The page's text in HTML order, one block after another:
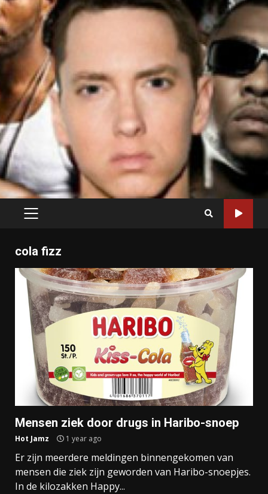
PRIMARY
cola fizz
Mensen ziek door drugs in Haribo-snoep
Hot Jamz 1 year ago
Er zijn meerdere meldingen binnengekomen van
mensen die ziek zijn geworden van Haribo-snoepjes.
In de kilozakken Happy...